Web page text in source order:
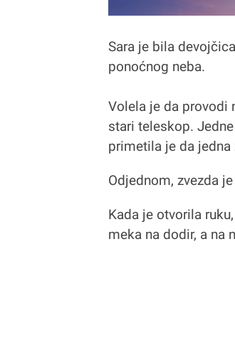
Sara je bila
ponoćnog neba.
Volela je da provodi
stari teleskop.
primetila je da
Odjednom, zvezda
Kada je otvorila
meka na dodir, a na